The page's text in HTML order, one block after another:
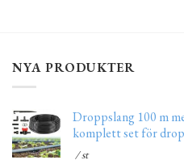
NYA PRODUKTER
Droppslang 100 m
komplett set för
/ st